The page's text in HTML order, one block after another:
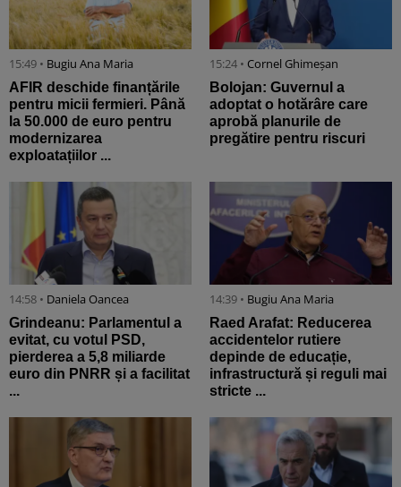
15:49 • Bugiu ⁠Ana Maria
AFIR deschide finanțările
pentru micii fermieri. Până
la 50.000 de euro pentru
modernizarea
exploatațiilor ...
15:24 • Cornel Ghimeșan
Bolojan: Guvernul a
adoptat o hotărâre care
aprobă planurile de
pregătire pentru riscuri
14:58 • Daniela Oancea
Grindeanu: Parlamentul a
evitat, cu votul PSD,
pierderea a 5,8 miliarde
euro din PNRR și a facilitat
...
14:39 • Bugiu ⁠Ana Maria
Raed Arafat: Reducerea
accidentelor rutiere
depinde de educație,
infrastructură și reguli mai
stricte ...